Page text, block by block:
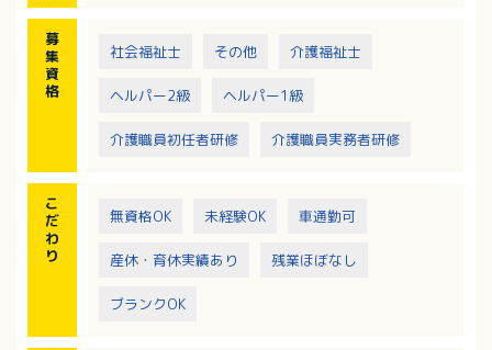
募
集
資
格
社会福祉士 その他 介護福祉士
ヘルパー2級 ヘルパー1級
介護職員初任者研修 介護職員実務者研修
こ
だ
わ
り
無資格OK 未経験OK 車通勤可
産休・育休実績あり 残業ほぼなし
ブランクOK